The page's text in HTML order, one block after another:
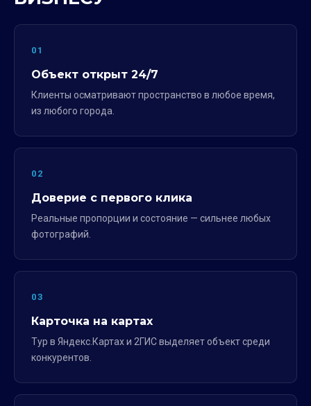
01
Объект открыт 24/7
Клиенты осматривают пространство в любое время,
из любого города.
02
Доверие с первого клика
Реальные пропорции и состояние — сильнее любых
фотографий.
03
Карточка на картах
Тур в Яндекс.Картах и 2ГИС выделяет объект среди
конкурентов.